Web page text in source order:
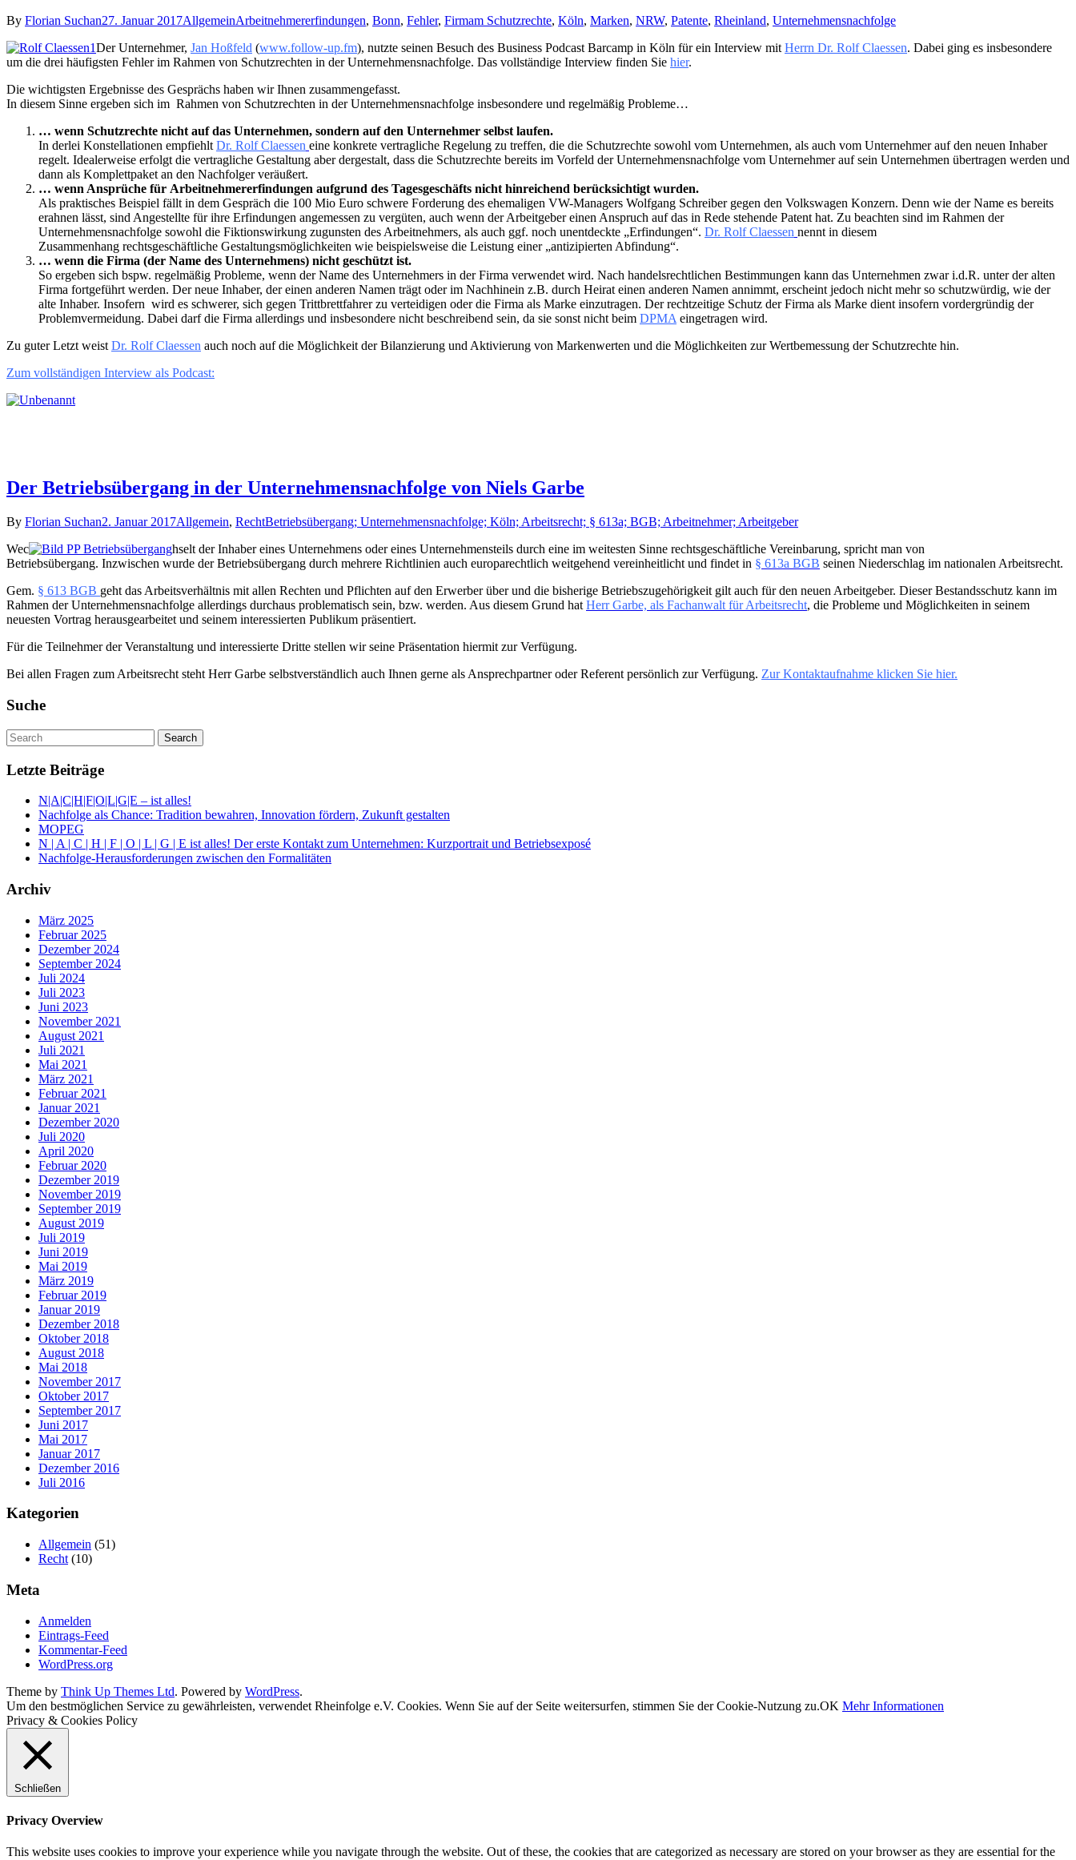
By Florian Suchan27. Januar 2017AllgemeinArbeitnehmererfindungen, Bonn, Fehler, Firmam Schutzrechte, Köln, Marken, NRW, Patente, Rheinland, Unternehmensnachfolge
Der Unternehmer, Jan Hoßfeld (www.follow-up.fm), nutzte seinen Besuch des Business Podcast Barcamp in Köln für ein Interview mit Herrn Dr. Rolf Claessen. Dabei ging es insbesondere
um die drei häufigsten Fehler im Rahmen von Schutzrechten in der Unternehmensnachfolge. Das vollständige Interview finden Sie hier.
Die wichtigsten Ergebnisse des Gesprächs haben wir Ihnen zusammengefasst.
In diesem Sinne ergeben sich im Rahmen von Schutzrechten in der Unternehmensnachfolge insbesondere und regelmäßig Probleme…
… wenn Schutzrechte nicht auf das Unternehmen, sondern auf den Unternehmer selbst laufen.
In derlei Konstellationen empfiehlt Dr. Rolf Claessen eine konkrete vertragliche Regelung zu treffen, die die Schutzrechte sowohl vom Unternehmen, als auch vom Unternehmer auf den neuen Inhaber
regelt. Idealerweise erfolgt die vertragliche Gestaltung aber dergestalt, dass die Schutzrechte bereits im Vorfeld der Unternehmensnachfolge vom Unternehmer auf sein Unternehmen übertragen werden und
dann als Komplettpaket an den Nachfolger veräußert.
… wenn Ansprüche für Arbeitnehmererfindungen aufgrund des Tagesgeschäfts nicht hinreichend berücksichtigt wurden.
Als praktisches Beispiel fällt in dem Gespräch die 100 Mio Euro schwere Forderung des ehemaligen VW-Managers Wolfgang Schreiber gegen den Volkswagen Konzern. Denn wie der Name es bereits
erahnen lässt, sind Angestellte für ihre Erfindungen angemessen zu vergüten, auch wenn der Arbeitgeber einen Anspruch auf das in Rede stehende Patent hat. Zu beachten sind im Rahmen der
Unternehmensnachfolge sowohl die Fiktionswirkung zugunsten des Arbeitnehmers, als auch ggf. noch unentdeckte „Erfindungen“. Dr. Rolf Claessen nennt in diesem
Zusammenhang rechtsgeschäftliche Gestaltungsmöglichkeiten wie beispielsweise die Leistung einer „antizipierten Abfindung“.
… wenn die Firma (der Name des Unternehmens) nicht geschützt ist.
So ergeben sich bspw. regelmäßig Probleme, wenn der Name des Unternehmers in der Firma verwendet wird. Nach handelsrechtlichen Bestimmungen kann das Unternehmen zwar i.d.R. unter der alten
Firma fortgeführt werden. Der neue Inhaber, der einen anderen Namen trägt oder im Nachhinein z.B. durch Heirat einen anderen Namen annimmt, erscheint jedoch nicht mehr so schutzwürdig, wie der
alte Inhaber. Insofern wird es schwerer, sich gegen Trittbrettfahrer zu verteidigen oder die Firma als Marke einzutragen. Der rechtzeitige Schutz der Firma als Marke dient insofern vordergründig der
Problemvermeidung. Dabei darf die Firma allerdings und insbesondere nicht beschreibend sein, da sie sonst nicht beim DPMA eingetragen wird.
Zu guter Letzt weist Dr. Rolf Claessen auch noch auf die Möglichkeit der Bilanzierung und Aktivierung von Markenwerten und die Möglichkeiten zur Wertbemessung der Schutzrechte hin.
Zum vollständigen Interview als Podcast:
Der Betriebsübergang in der Unternehmensnachfolge von Niels Garbe
By Florian Suchan2. Januar 2017Allgemein, RechtBetriebsübergang; Unternehmensnachfolge; Köln; Arbeitsrecht; § 613a; BGB; Arbeitnehmer; Arbeitgeber
Wec
hselt der Inhaber eines Unternehmens oder eines Unternehmensteils durch eine im weitesten Sinne rechtsgeschäftliche Vereinbarung, spricht man von
Betriebsübergang. Inzwischen wurde der Betriebsübergang durch mehrere Richtlinien auch europarechtlich weitgehend vereinheitlicht und findet in § 613a BGB seinen Niederschlag im nationalen Arbeitsrecht.
Gem. § 613 BGB geht das Arbeitsverhältnis mit allen Rechten und Pflichten auf den Erwerber über und die bisherige Betriebszugehörigkeit gilt auch für den neuen Arbeitgeber. Dieser Bestandsschutz kann im
Rahmen der Unternehmensnachfolge allerdings durchaus problematisch sein, bzw. werden. Aus diesem Grund hat Herr Garbe, als Fachanwalt für Arbeitsrecht, die Probleme und Möglichkeiten in seinem
neuesten Vortrag herausgearbeitet und seinem interessierten Publikum präsentiert.
Für die Teilnehmer der Veranstaltung und interessierte Dritte stellen wir seine Präsentation hiermit zur Verfügung.
Bei allen Fragen zum Arbeitsrecht steht Herr Garbe selbstverständlich auch Ihnen gerne als Ansprechpartner oder Referent persönlich zur Verfügung. Zur Kontaktaufnahme klicken Sie hier.
Suche
Letzte Beiträge
N|A|C|H|F|O|L|G|E – ist alles!
Nachfolge als Chance: Tradition bewahren, Innovation fördern, Zukunft gestalten
MOPEG
N | A | C | H | F | O | L | G | E ist alles! Der erste Kontakt zum Unternehmen: Kurzportrait und Betriebsexposé
Nachfolge-Herausforderungen zwischen den Formalitäten
Archiv
März 2025
Februar 2025
Dezember 2024
September 2024
Juli 2024
Juli 2023
Juni 2023
November 2021
August 2021
Juli 2021
Mai 2021
März 2021
Februar 2021
Januar 2021
Dezember 2020
Juli 2020
April 2020
Februar 2020
Dezember 2019
November 2019
September 2019
August 2019
Juli 2019
Juni 2019
Mai 2019
März 2019
Februar 2019
Januar 2019
Dezember 2018
Oktober 2018
August 2018
Mai 2018
November 2017
Oktober 2017
September 2017
Juni 2017
Mai 2017
Januar 2017
Dezember 2016
Juli 2016
Kategorien
Allgemein (51)
Recht (10)
Meta
Anmelden
Eintrags-Feed
Kommentar-Feed
WordPress.org
Theme by Think Up Themes Ltd. Powered by WordPress.
Um den bestmöglichen Service zu gewährleisten, verwendet Rheinfolge e.V. Cookies. Wenn Sie auf der Seite weitersurfen, stimmen Sie der Cookie-Nutzung zu.OK Mehr Informationen
Privacy & Cookies Policy
Schließen
Privacy Overview
This website uses cookies to improve your experience while you navigate through the website. Out of these, the cookies that are categorized as necessary are stored on your browser as they are essential for the